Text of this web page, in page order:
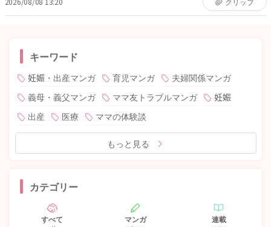
キーワード
妊娠・出産マンガ 育児マンガ
夫婦関係マンガ
義母・義父マンガ
ママ友トラブルマンガ
妊娠
出産
医療 ママの体験談
もっと見る
カテゴリー
すべて マンガ 連載